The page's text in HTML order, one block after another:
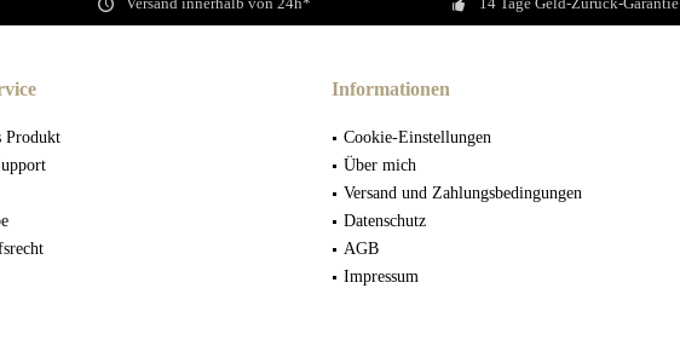
Produkt
Informationen
Cookie-Einstellungen
Über mich
Versand und Zahlungsbedingungen
Datenschutz
AGB
Impressum